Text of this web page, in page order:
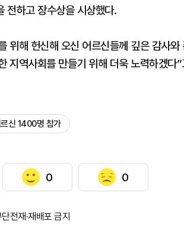
전하고 장수상을 시상했다.
위해 헌신해 오신 어르신들께 깊은 감사와
지역사회를 만들기 위해 더욱 노력하겠다
신 1400명 참가
0 0
전재·재배포 금지